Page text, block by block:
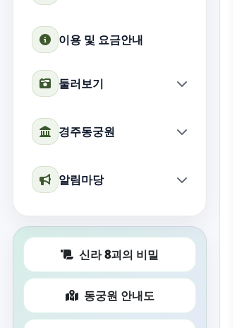
이용 및 요금안내
둘러보기
경주동궁원
알림마당
신라 8괴의 비밀
동궁원 안내도